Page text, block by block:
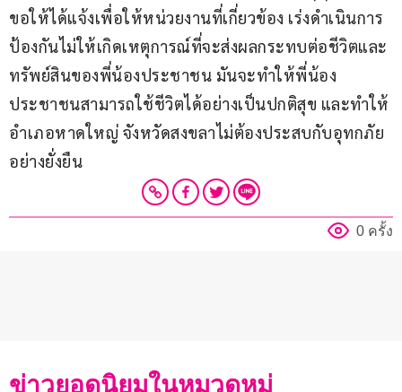
ขอให้ได้แจ้งเพื่อให้หน่วยงานที่เกี่ยวข้อง เร่งดำเนินการ
ป้องกันไม่ให้เกิดเหตุการณ์ที่จะส่งผลกระทบต่อชีวิตและ
ทรัพย์สินของพี่น้องประชาชน มันจะทำให้พี่น้อง
ประชาชนสามารถใช้ชีวิตได้อย่างเป็นปกติสุข และทำให้
อำเภอหาดใหญ่ จังหวัดสงขลาไม่ต้องประสบกับอุทกภัย
อย่างยั่งยืน
0 ครั้ง
ข่าวยอดนิยมในหมวดหมู่